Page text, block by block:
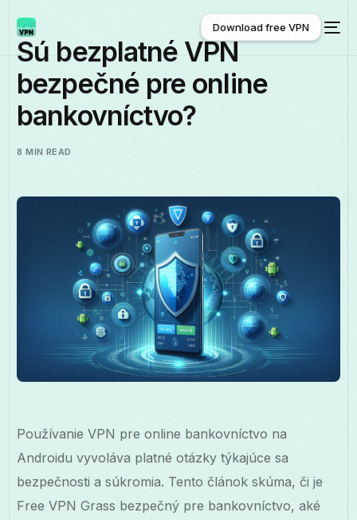
Slovenčina
Download free VPN
Download free VPN
Sú bezplatné VPN
bezpečné pre online
bankovníctvo?
8 MIN READ
Používanie VPN pre online bankovníctvo na
Androidu vyvoláva platné otázky týkajúce sa
bezpečnosti a súkromia. Tento článok skúma, či je
Free VPN Grass bezpečný pre bankovníctvo, aké